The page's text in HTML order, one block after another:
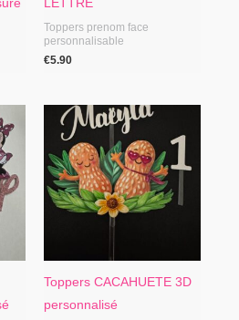
LETTRE
Toppers prenom face
personnalisable
€5.90
Toppers CACAHUETE 3D
personnalisé